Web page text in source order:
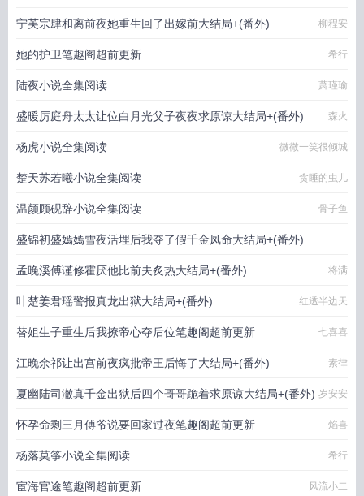
宁芙宗肆和离前夜她重生回了出嫁前大结局+(番外) 柳程安
她的护卫笔趣阁超前更新 希行
陆夜小说全集阅读 萧瑾瑜
盛暖厉庭舟太太让位白月光父子夜夜求原谅大结局+(番外) 森火
杨虎小说全集阅读 微微一笑很倾城
楚天苏若曦小说全集阅读 贪睡的虫儿
温颜顾砚辞小说全集阅读 骨子鱼
盛锦初盛嫣嫣雪夜活埋后我夺了假千金凤命大结局+(番外)
柠檬小丸子
孟晚溪傅谨修霍厌他比前夫炙热大结局+(番外) 将满
叶楚姜君瑶警报真龙出狱大结局+(番外) 红透半边天
替姐生子重生后我撩帝心夺后位笔趣阁超前更新 七喜喜
江晚余祁让出宫前夜疯批帝王后悔了大结局+(番外) 素律
夏幽陆司澈真千金出狱后四个哥哥跪着求原谅大结局+(番外) 岁安安
怀孕命剩三月傅爷说要回家过夜笔趣阁超前更新 焰喜
杨落莫筝小说全集阅读 希行
宦海官途笔趣阁超前更新 风流小二